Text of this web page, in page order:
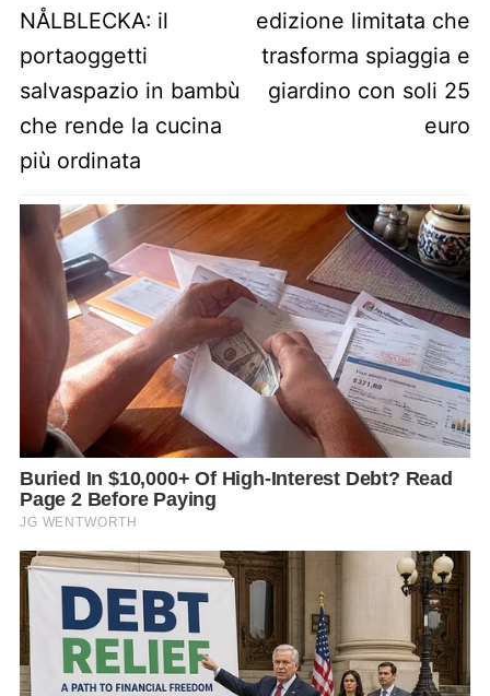
NÅLBLECKA: il
portaoggetti
salvaspazio in bambù
che rende la cucina
più ordinata
edizione limitata che
trasforma spiaggia e
giardino con soli 25
euro